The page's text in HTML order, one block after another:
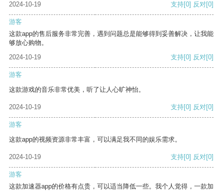
2024-10-19 支持[0] 反对[0]
游客
这款app的售后服务非常完善，遇到问题总是能够得到妥善解决，让我能
够放心购物。
2024-10-19
支持[0] 反对[0]
游客
这款游戏的音乐非常优美，听了让人心旷神怡。
2024-10-19 支持[0] 反对[0]
游客
这款app的视频资源非常丰富，可以满足我不同的娱乐需求。
2024-10-19 支持[0] 反对[0]
游客
这款加速器app的价格有点贵，可以适当降低一些。我个人觉得，一款加